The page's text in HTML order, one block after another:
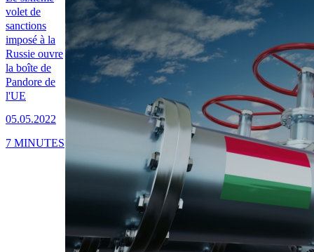
volet de
sanctions
imposé à la
Russie ouvre
la boîte de
Pandore de
l'UE
05.05.2022
7 MINUTES